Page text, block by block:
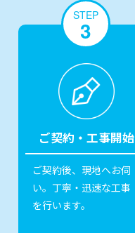
STEP
3
ご契約・工事開始
ご契約後、現地へお伺
い。丁寧・迅速な工事
を行います。